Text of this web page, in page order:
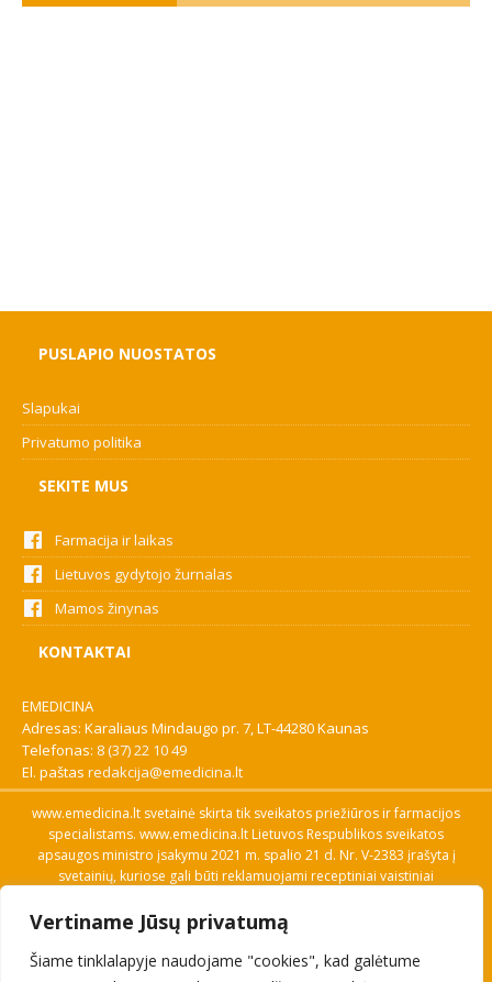
Vertiname Jūsų privatumą
Šiame tinklalapyje naudojame "cookies", kad galėtume
PUSLAPIO NUOSTATOS
Slapukai
Privatumo politika
SEKITE MUS
Farmacija ir laikas
Lietuvos gydytojo žurnalas
Mamos žinynas
KONTAKTAI
EMEDICINA
Adresas: Karaliaus Mindaugo pr. 7, LT-44280 Kaunas
Telefonas: 8 (37) 22 10 49
El. paštas redakcija@emedicina.lt
www.emedicina.lt svetainė skirta tik sveikatos priežiūros ir farmacijos
specialistams. www.emedicina.lt Lietuvos Respublikos sveikatos
apsaugos ministro įsakymu 2021 m. spalio 21 d. Nr. V-2383 įrašyta į
svetainių, kuriose gali būti reklamuojami receptiniai vaistiniai
savo profesinę kvalifikaciją. Naudingos nuorodos: Vaistų ir medicinos
pagalbos priemonių kainų paieška, VVKT tinklalapis, Sveikatos
priežiūros ar farmacijos specialisto pranešimo apie įtariamą